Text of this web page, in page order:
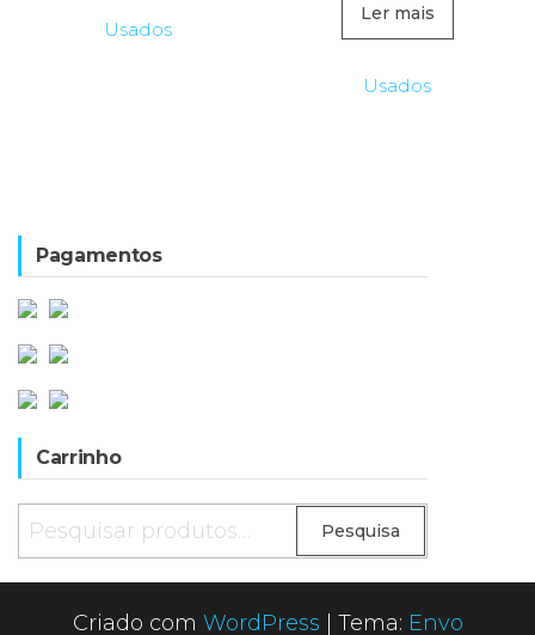
Usados
original
era:
Ler mais
Usados
Pagamentos
Carrinho
Pesquisar
por:
Pesquisa
Criado com WordPress Tema: Envo